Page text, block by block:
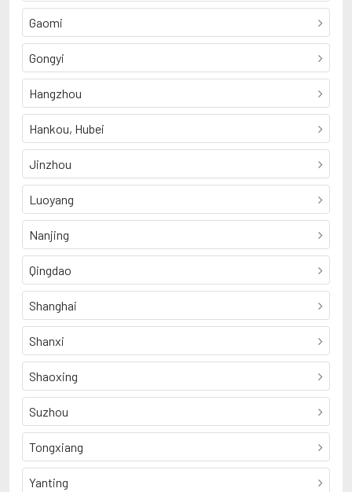
Gaomi
Gongyi
Hangzhou
Hankou, Hubei
Jinzhou
Luoyang
Nanjing
Qingdao
Shanghai
Shanxi
Shaoxing
Suzhou
Tongxiang
Yanting